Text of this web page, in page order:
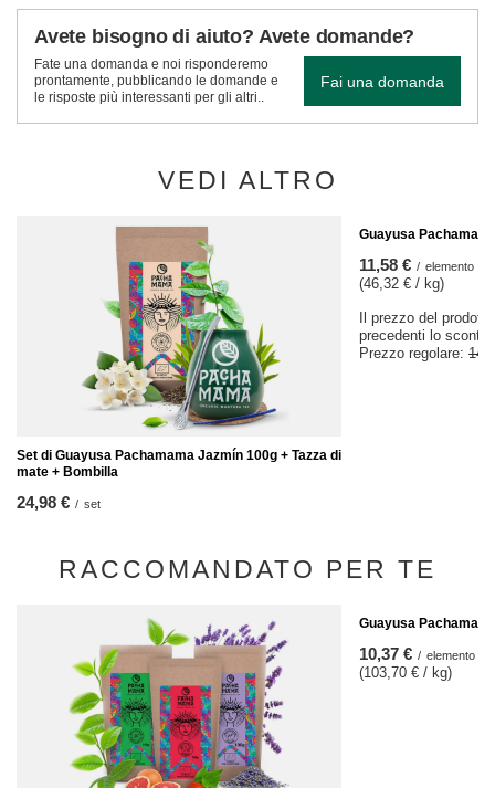
Avete bisogno di aiuto? Avete domande?
Fate una domanda e noi risponderemo
prontamente, pubblicando le domande e
le risposte più interessanti per gli altri..
Fai una domanda
VEDI ALTRO
Set di Guayusa Pachamama Jazmín 100g + Tazza di
mate + Bombilla
24,98 € / set
Guayusa
11,58 € / elemento
(46,32 € / kg)
Il prezzo del
precedenti lo
Prezzo regolare:
RACCOMANDATO PER TE
Guayusa
10,37 € / elemento
(103,70 € / kg)